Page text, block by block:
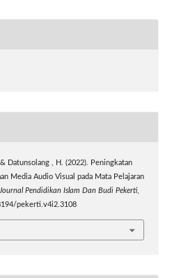
Datunsolang , H. (2022). Peningkatan
Media Audio Visual pada Mata Pelajaran
Pendidikan Islam Dan Budi Pekerti,
pekerti.v4i2.3108